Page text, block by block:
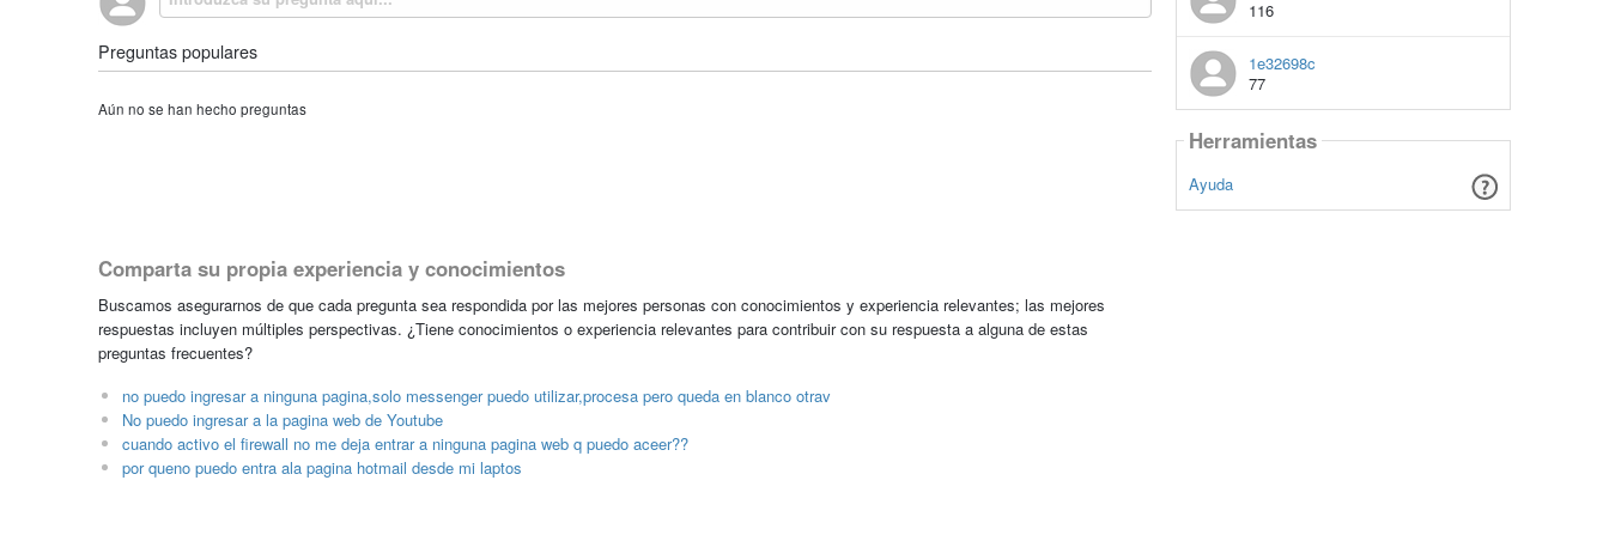
Preguntas populares
Aún no se han hecho preguntas
Comparta su propia experiencia y conocimientos
Buscamos asegurarnos de que cada pregunta sea respondida por las mejores personas con conocimientos y experiencia relevantes; las mejores
respuestas incluyen múltiples perspectivas. ¿Tiene conocimientos o experiencia relevantes para contribuir con su respuesta a alguna de estas
preguntas frecuentes?
no puedo ingresar a ninguna pagina,solo messenger puedo utilizar,procesa pero queda en blanco otrav
No puedo ingresar a la pagina web de Youtube
cuando activo el firewall no me deja entrar a ninguna pagina web q puedo aceer??
por queno puedo entra ala pagina hotmail desde mi laptos
116
1e32698c
77
Herramientas
Ayuda